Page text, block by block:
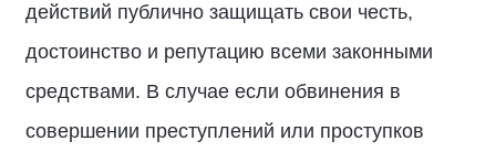
действий публично защищать свои честь,
достоинство и репутацию всеми законными
средствами. В случае если обвинения в
совершении преступлений или проступков